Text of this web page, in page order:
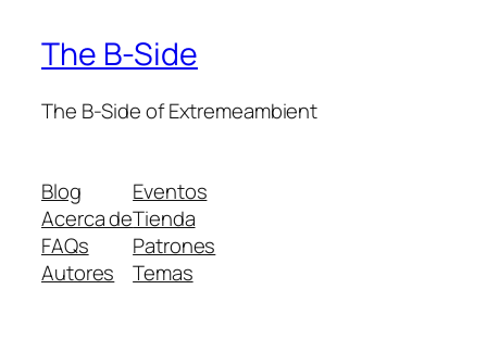
The B-Side
The B-Side of Extremeambient
Blog
Acerca de
FAQs
Autores
Eventos
Tienda
Patrones
Temas